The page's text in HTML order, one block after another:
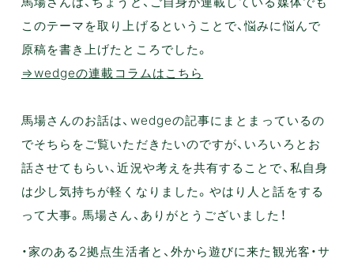
このテーマを取り上げるということで、悩みに悩んで
原稿を書き上げたところでした。
⇒wedgeの連載コラムはこちら
馬場さんのお話は、wedgeの記事にまとまっているの
でそちらをご覧いただきたいのですが、いろいろとお
話させてもらい、近況や考えを共有することで、私自身
は少し気持ちが軽くなりました。やはり人と話をする
って大事。馬場さん、ありがとうございました！
・家のある2拠点生活者と、外から遊びに来た観光客・サ